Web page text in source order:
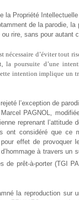
la Propriété
de la parodie,
rire, sans pour autant
nécessaire d’éviter tout
la poursuite d’une
intention implique un
l’exception de
PAGNOL,
reprenant
ont considéré que ce
effet de provoquer
à travers un
de prêt-à-porter (TGI
la reproduction sur